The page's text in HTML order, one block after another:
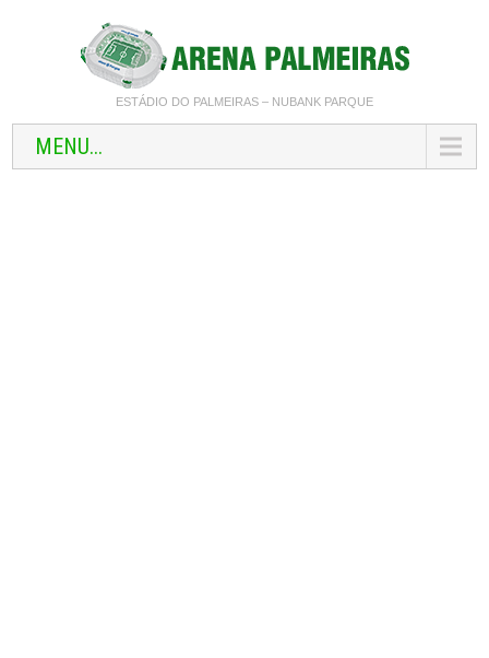
ESTÁDIO DO PALMEIRAS – NUBANK PARQUE
MENU...